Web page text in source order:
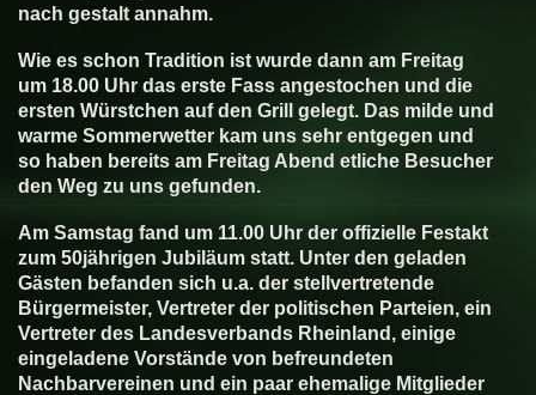
nach gestalt annahm.
Wie es schon Tradition ist wurde dann am Freitag
um 18.00 Uhr das erste Fass angestochen und die
ersten Würstchen auf den Grill gelegt. Das milde und
warme Sommerwetter kam uns sehr entgegen und
so haben bereits am Freitag Abend etliche Besucher
den Weg zu uns gefunden.
Am Samstag fand um 11.00 Uhr der offizielle Festakt
zum 50jährigen Jubiläum statt. Unter den geladen
Gästen befanden sich u.a. der stellvertretende
Bürgermeister, Vertreter der politischen Parteien, ein
Vertreter des Landesverbands Rheinland, einige
eingeladene Vorstände von befreundeten
Nachbarvereinen und ein paar ehemalige Mitglieder